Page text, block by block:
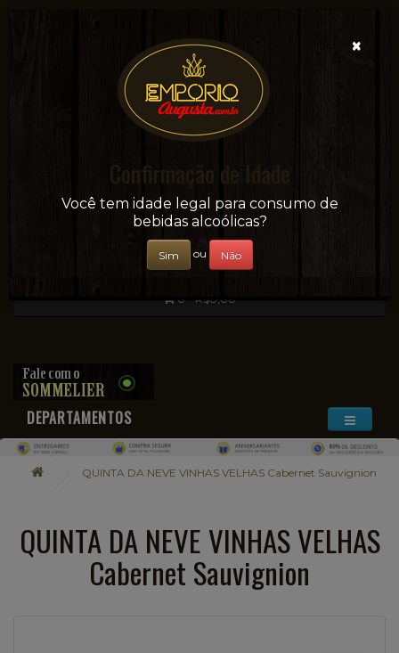
Sua conveniência e adega on-line!
0 - R$0,00
DEPARTAMENTOS
QUINTA DA NEVE VINHAS VELHAS Cabernet Sauvignion
QUINTA DA NEVE VINHAS VELHAS
Cabernet Sauvignion
×
Confirmação de Idade
Você tem idade legal para consumo de
bebidas alcoólicas?
Sim ou Não